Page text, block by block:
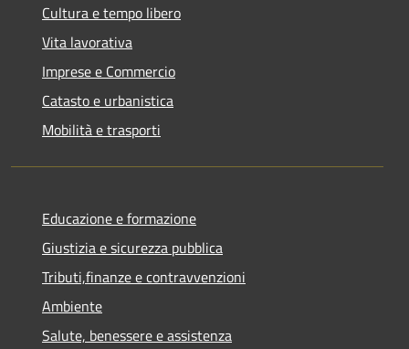
Cultura e tempo libero
Vita lavorativa
Imprese e Commercio
Catasto e urbanistica
Mobilità e trasporti
Educazione e formazione
Giustizia e sicurezza pubblica
Tributi,finanze e contravvenzioni
Ambiente
Salute, benessere e assistenza